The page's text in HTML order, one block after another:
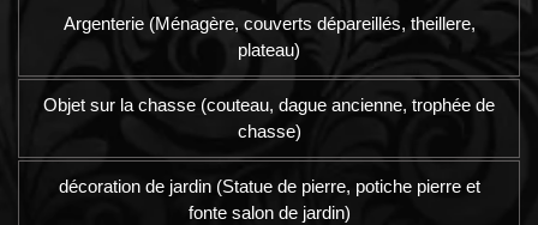
Argenterie (Ménagère, couverts dépareillés, theillere,
plateau)
Objet sur la chasse (couteau, dague ancienne, trophée de
chasse)
décoration de jardin (Statue de pierre, potiche pierre et
fonte salon de jardin)